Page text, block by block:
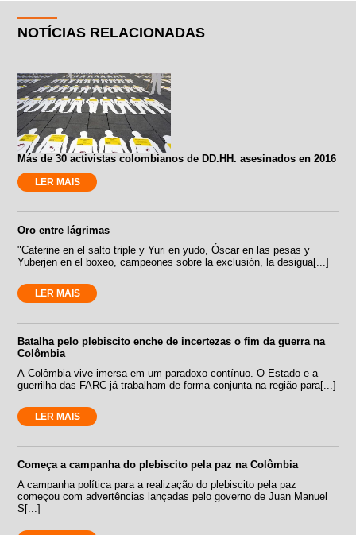
NOTÍCIAS RELACIONADAS
Más de 30 activistas colombianos de DD.HH. asesinados en 2016
LER MAIS
Oro entre lágrimas
"Caterine en el salto triple y Yuri en yudo, Óscar en las pesas y
Yuberjen en el boxeo, campeones sobre la exclusión, la desigua[...]
LER MAIS
Batalha pelo plebiscito enche de incertezas o fim da guerra na
Colômbia
A Colômbia vive imersa em um paradoxo contínuo. O Estado e a
guerrilha das FARC já trabalham de forma conjunta na região para[...]
LER MAIS
Começa a campanha do plebiscito pela paz na Colômbia
A campanha política para a realização do plebiscito pela paz
começou com advertências lançadas pelo governo de Juan Manuel
S[...]